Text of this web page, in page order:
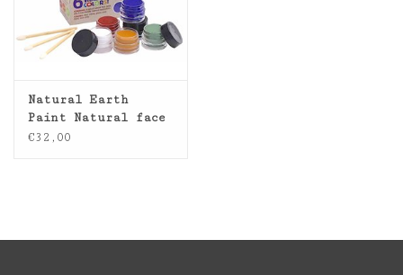
Springkasteel
Natural Earth
Paint Natural face
paint set 6 kleuren
€32,00